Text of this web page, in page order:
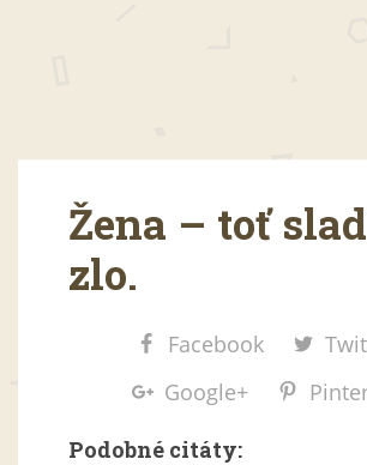
Žena – toť
zlo.
Facebook
Google+
Podobné citáty: